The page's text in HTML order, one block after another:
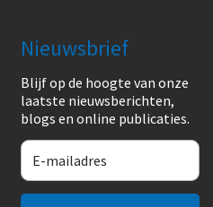
Nieuwsbrief
Blijf op de hoogte van onze
laatste nieuwsberichten,
blogs en online publicaties.